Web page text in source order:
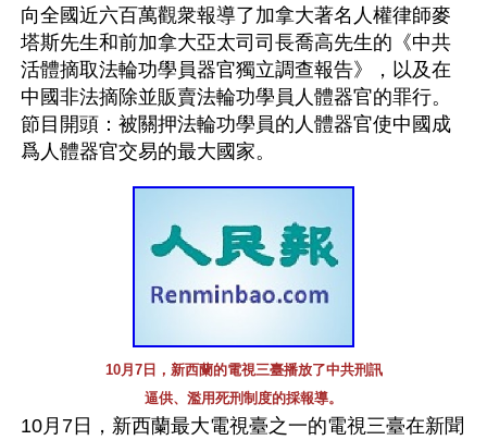
向全國近六百萬觀衆報導了加拿大著名人權律師麥
塔斯先生和前加拿大亞太司司長喬高先生的《中共
活體摘取法輪功學員器官獨立調查報告》，以及在
中國非法摘除並販賣法輪功學員人體器官的罪行。
節目開頭：被關押法輪功學員的人體器官使中國成
爲人體器官交易的最大國家。
10月7日，新西蘭的電視三臺播放了中共刑訊
逼供、濫用死刑制度的採報導。
10月7日，新西蘭最大電視臺之一的電視三臺在新聞